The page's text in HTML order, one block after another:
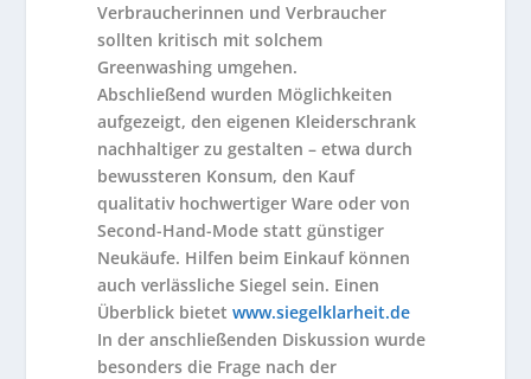
Verbraucherinnen und Verbraucher
sollten kritisch mit solchem
Greenwashing umgehen.
Abschließend wurden Möglichkeiten
aufgezeigt, den eigenen Kleiderschrank
nachhaltiger zu gestalten – etwa durch
bewussteren Konsum, den Kauf
qualitativ hochwertiger Ware oder von
Second-Hand-Mode statt günstiger
Neukäufe. Hilfen beim Einkauf können
auch verlässliche Siegel sein. Einen
Überblick bietetwww.siegelklarheit.de
In der anschließenden Diskussion wurde
besonders die Frage nach der